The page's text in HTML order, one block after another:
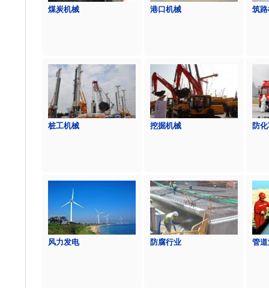
煤炭机械 港口机械 筑
桩工机械 挖掘机械 防
风力发电 防腐行业 管